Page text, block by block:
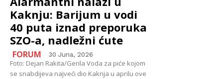
Kaknju: Barijum u vodi
40 puta iznad preporuka
SZO-a, nadležni ćute
FORUM 30 Juna, 2026
Foto: Dejan Rakita/Gerila Voda za piće kojom
se snabdijeva najveći dio Kaknja u aprilu ove